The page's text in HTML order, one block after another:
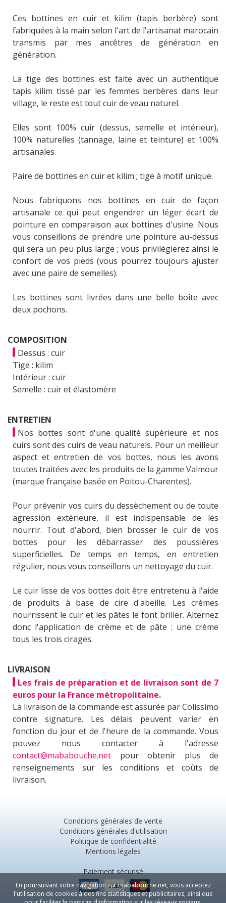
Ces bottines en cuir et kilim (tapis berbère) sont
fabriquées à la main selon l'art de l'artisanat marocain
transmis par mes ancêtres de génération en
génération.
La tige des bottines est faite avec un authentique
tapis kilim tissé par les femmes berbères dans leur
village, le reste est tout cuir de veau naturel.
Elles sont 100% cuir (dessus, semelle et intérieur),
100% naturelles (tannage, laine et teinture) et 100%
artisanales.
Paire de bottines en cuir et kilim ; tige à motif unique.
Nous fabriquons nos bottines en cuir de façon
artisanale ce qui peut engendrer un léger écart de
pointure en comparaison aux bottines d'usine. Nous
vous conseillons de prendre une pointure au-dessus
qui sera un peu plus large ; vous privilégierez ainsi le
confort de vos pieds (vous pourrez toujours ajuster
avec une paire de semelles).
Les bottines sont livrées dans une belle boîte avec
deux pochons.
COMPOSITION
Dessus : cuir
Tige : kilim
Intérieur : cuir
Semelle : cuir et élastomère
ENTRETIEN
Nos bottes sont d'une qualité supérieure et nos
cuirs sont des cuirs de veau naturels. Pour un meilleur
aspect et entretien de vos bottes, nous les avons
toutes traitées avec les produits de la gamme Valmour
(marque française basée en Poitou-Charentes).
Pour prévenir vos cuirs du dessèchement ou de toute
agression extérieure, il est indispensable de les
nourrir. Tout d'abord, bien brosser le cuir de vos
bottes pour les débarrasser des poussières
superficielles. De temps en temps, en entretien
régulier, nous vous conseillons un nettoyage du cuir.
Le cuir lisse de vos bottes doit être entretenu à l'aide
de produits à base de cire d'abeille. Les crèmes
nourrissent le cuir et les pâtes le font briller. Alternez
donc l'application de crème et de pâte : une crème
tous les trois cirages.
LIVRAISON
Les frais de préparation et de livraison sont de 7
euros pour la France métropolitaine.
La livraison de la commande est assurée par Colissimo
contre signature. Les délais peuvent varier en
fonction du jour et de l'heure de la commande. Vous
pouvez nous contacter à l'adresse
contact@mababouche.net pour obtenir plus de
renseignements sur les conditions et coûts de
livraison.
Conditions générales de vente
Conditions générales d'utilisation
Politique de confidentialité
Mentions légales
Paiement sécurisé
En poursuivant votre navigation sur mababouche.net, vous acceptez
l'utilisation de cookies à des fins statistiques et publicitaires, ainsi que